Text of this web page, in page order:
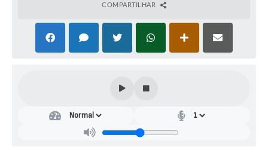
COMPARTILHAR